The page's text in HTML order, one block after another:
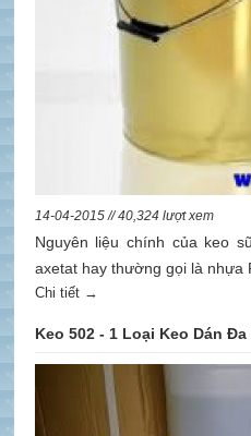
14-04-2015 // 40,324 lượt xem
Nguyên liệu chính của keo
axetat hay thường gọi là nhựa
Chi tiết →
Keo 502 - 1 Loại Keo Dán Đa